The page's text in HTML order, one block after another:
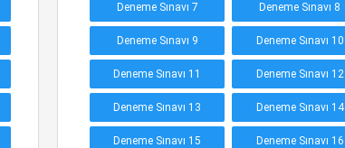
Deneme Sınavı 7 Deneme Sınavı 8
Deneme Sınavı 9 Deneme Sınavı 10
Deneme Sınavı 11 Deneme Sınavı 12
Deneme Sınavı 13 Deneme Sınavı 14
Deneme Sınavı 15 Deneme Sınavı 16